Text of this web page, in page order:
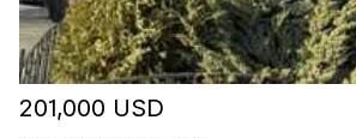
201,000 USD